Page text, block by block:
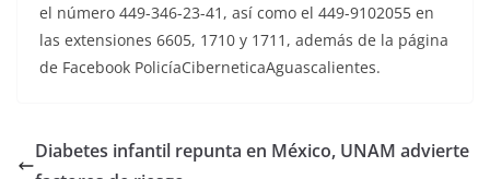
el número 449-346-23-41, así como el 449-9102055 en
las extensiones 6605, 1710 y 1711, además de la página
de Facebook PolicíaCiberneticaAguascalientes.
Diabetes infantil repunta en México, UNAM advierte